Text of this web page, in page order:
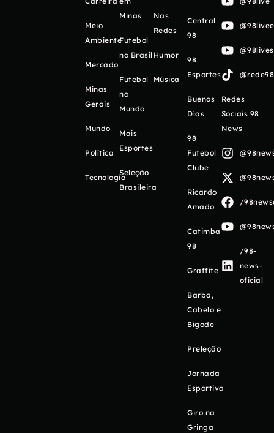
Meio
Ambiente
Mercado
Minas
Gerais
Mundo
Política
Tecnologia
Minas
Futebol
no Brasil
Futebol
no
Mundo
Mais
Esportes
Seleção
Brasileira
Nas
Redes
Humor
Música
Central
98
98
Esportes
Buenos
Días
98
Futebol
Clube
Ricardo
Amado
Catimba
98
Graffite
Barba,
Cabelo e
Bigode
Preleção
Jornada
Esportiva
Giro na
Gringa
Redes
Sociais 98
News
/
/98-
news-
oficial